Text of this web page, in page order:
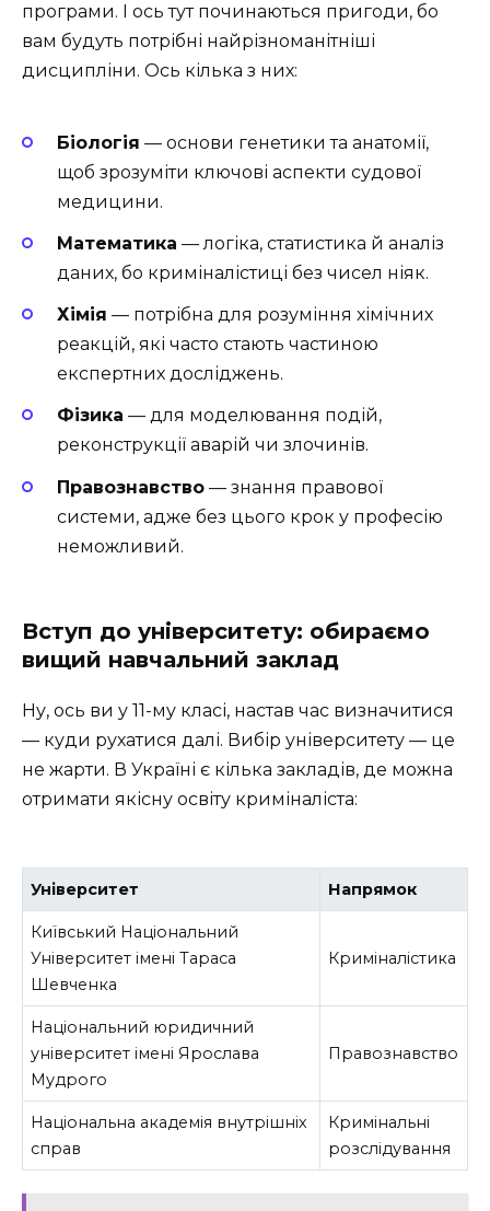
програми. І ось тут починаються пригоди, бо
вам будуть потрібні найрізноманітніші
дисципліни. Ось кілька з них:
Біологія — основи генетики та анатомії,
щоб зрозуміти ключові аспекти судової
медицини.
Математика — логіка, статистика й аналіз
даних, бо криміналістиці без чисел ніяк.
Хімія — потрібна для розуміння хімічних
реакцій, які часто стають частиною
експертних досліджень.
Фізика — для моделювання подій,
реконструкції аварій чи злочинів.
Правознавство — знання правової
системи, адже без цього крок у професію
неможливий.
Вступ до університету: обираємо
вищий навчальний заклад
Ну, ось ви у 11-му класі, настав час визначитися
— куди рухатися далі. Вибір університету — це
не жарти. В Україні є кілька закладів, де можна
отримати якісну освіту криміналіста:
Університет Напрямок
Київський Національний
Університет імені Тараса
Шевченка
Криміналістика
Національний юридичний
університет імені Ярослава
Мудрого
Правознавство
Національна академія внутрішніх
справ
Кримінальні
розслідування